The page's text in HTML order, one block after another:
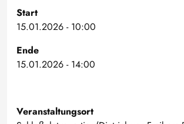
Start
15.01.2026 - 10:00
Ende
15.01.2026 - 14:00
Veranstaltungsort